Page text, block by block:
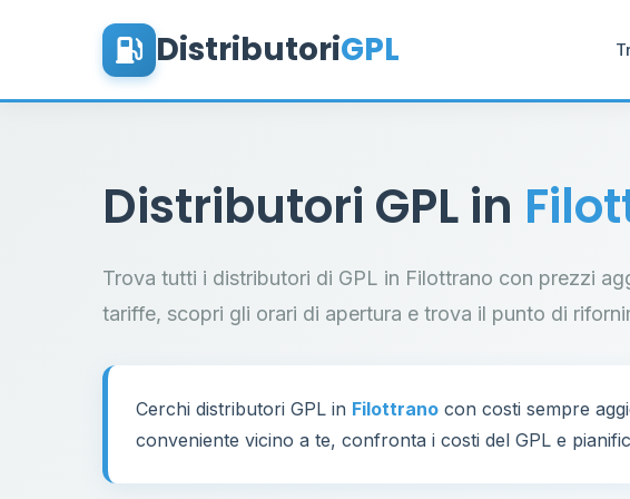
DistributoriGPL
Distributori GPL in
Trova tutti i distributori di GPL in Filottrano con prezzi
tariffe, scopri gli orari di apertura e trova il punto di
Cerchi distributori GPL in Filottrano con costi sempre
conveniente vicino a te, confronta i costi del GPL e